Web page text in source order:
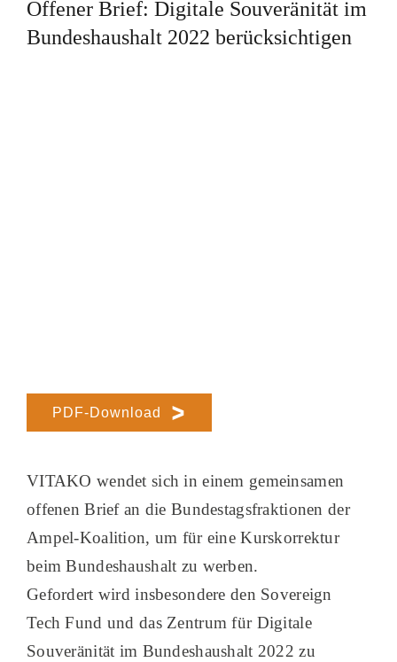
Offener Brief: Digitale Souveränität im
Bundeshaushalt 2022 berücksichtigen
PDF-Download
VITAKO wendet sich in einem gemeinsamen
offenen Brief an die Bundestagsfraktionen der
Ampel-Koalition, um für eine Kurskorrektur
beim Bundeshaushalt zu werben.
Gefordert wird insbesondere den Sovereign
Tech Fund und das Zentrum für Digitale
Souveränität im Bundeshaushalt 2022 zu